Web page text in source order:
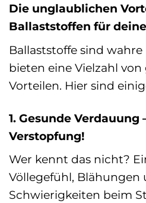
Die unglaublichen
Ballaststoffen für
Ballaststoffe sind
bieten eine Vielzahl
Vorteilen. Hier sind
1. Gesunde Verdauung
Verstopfung!
Wer kennt das nicht?
Völlegefühl, Blähungen
Schwierigkeiten beim